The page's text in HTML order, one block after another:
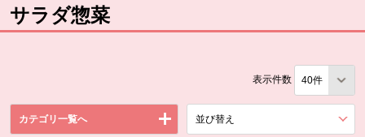
サラダ惣菜
表示件数
カテゴリ一覧へ 並び替え